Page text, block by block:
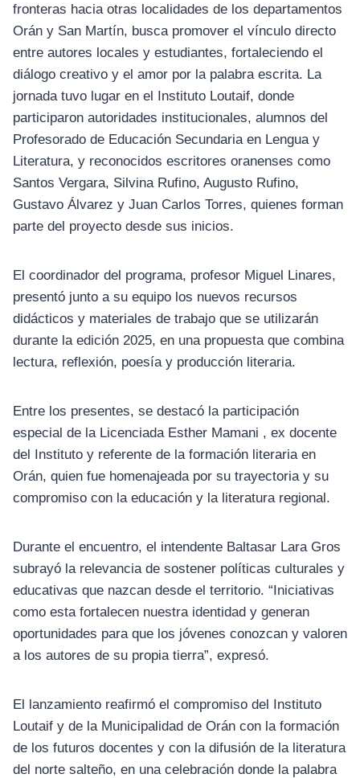
fronteras hacia otras localidades de los departamentos
Orán y San Martín, busca promover el vínculo directo
entre autores locales y estudiantes, fortaleciendo el
diálogo creativo y el amor por la palabra escrita. La
jornada tuvo lugar en el Instituto Loutaif, donde
participaron autoridades institucionales, alumnos del
Profesorado de Educación Secundaria en Lengua y
Literatura, y reconocidos escritores oranenses como
Santos Vergara, Silvina Rufino, Augusto Rufino,
Gustavo Álvarez y Juan Carlos Torres, quienes forman
parte del proyecto desde sus inicios.
El coordinador del programa, profesor Miguel Linares,
presentó junto a su equipo los nuevos recursos
didácticos y materiales de trabajo que se utilizarán
durante la edición 2025, en una propuesta que combina
lectura, reflexión, poesía y producción literaria.
Entre los presentes, se destacó la participación
especial de la Licenciada Esther Mamani , ex docente
del Instituto y referente de la formación literaria en
Orán, quien fue homenajeada por su trayectoria y su
compromiso con la educación y la literatura regional.
Durante el encuentro, el intendente Baltasar Lara Gros
subrayó la relevancia de sostener políticas culturales y
educativas que nazcan desde el territorio. “Iniciativas
como esta fortalecen nuestra identidad y generan
oportunidades para que los jóvenes conozcan y valoren
a los autores de su propia tierra”, expresó.
El lanzamiento reafirmó el compromiso del Instituto
Loutaif y de la Municipalidad de Orán con la formación
de los futuros docentes y con la difusión de la literatura
del norte salteño, en una celebración donde la palabra